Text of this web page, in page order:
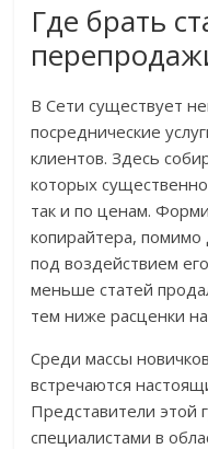
Где брать
В Сети существует
посреднические
клиентов. Здесь
которых существенно
так и по ценам.
копирайтера, помимо
под воздействием
меньше статей
тем ниже расценки
Среди массы
встречаются
Представители этой
специалистами в